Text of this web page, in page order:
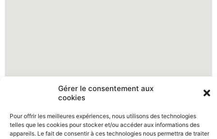
Gérer le consentement aux
cookies
Pour offrir les meilleures expériences, nous utilisons des technologies
telles que les cookies pour stocker et/ou accéder aux informations des
appareils. Le fait de consentir à ces technologies nous permettra de traiter